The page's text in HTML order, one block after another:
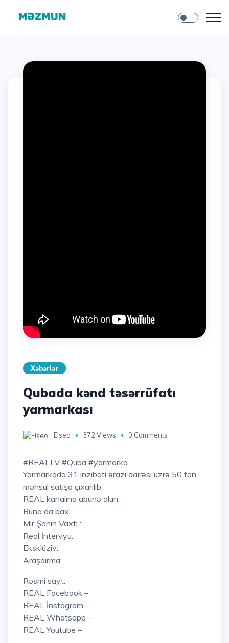
Xəbərlər
Qubada kənd təsərrüfatı
yarmarkası
Elseo 372 Views 0 Comments
#REALTV #Quba #yarmarka
Yarmarkada 31 inzibati ərazi dairəsi üzrə 50 ton
məhsul satışa çıxarılıb
REAL kanalına abunə olun:
Buna da bax:
Mir Şahin Vaxtı :
Real İntervyu:
Eksklüziv:
Araşdırma:
Rəsmi sayt:
REAL Facebook –
REAL İnstagram –
REAL Whatsapp –
REAL Youtube –